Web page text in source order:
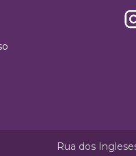
Rua dos